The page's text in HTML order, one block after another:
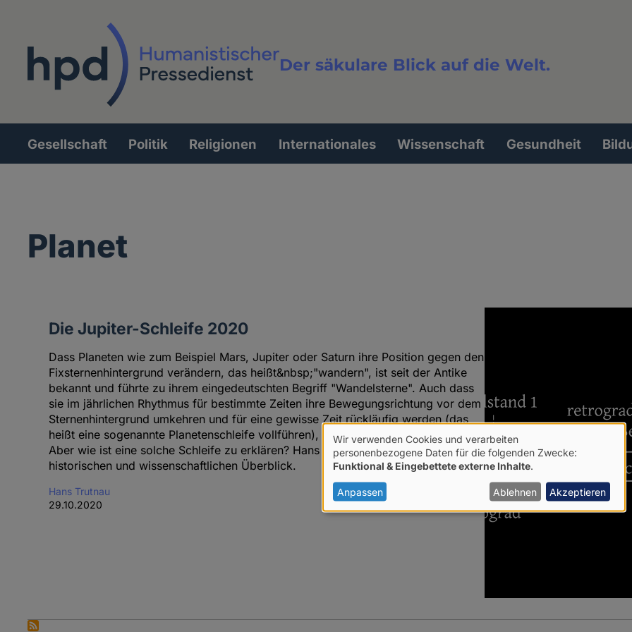
Der säkulare Blick auf die Welt.
Volltextsuche
Hauptnavigation
Gesellschaft Politik Religionen Internationales Wissenschaft Gesundheit
Planet
Die Jupiter-Schleife 2020
Dass Planeten wie zum Beispiel Mars, Jupiter oder Saturn ihre Position gegen den
Fixsternenhintergrund verändern, das heißt&nbsp;"wandern", ist seit der Antike
bekannt und führte zu ihrem eingedeutschten Begriff "Wandelsterne". Auch dass
sie im jährlichen Rhythmus für bestimmte Zeiten ihre Bewegungsrichtung vor dem
Sternenhintergrund umkehren und für eine gewisse Zeit rückläufig werden (das
heißt eine sogenannte Planetenschleife vollführen), ist ebenso lange bekannt.
Aber wie ist eine solche Schleife zu erklären? Hans Trutnau gibt einen
historischen und wissenschaftlichen Überblick.
Hans Trutnau
29.10.2020
Verwendung
von
personenbezogenen
Daten
Wir verwenden Cookies und verarbeiten
personenbezogene Daten für die folgenden Zwecke:
Funktional & Eingebettete externe Inhalte.
Anpassen Ablehnen Akzeptieren